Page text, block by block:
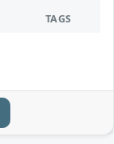
TAGS